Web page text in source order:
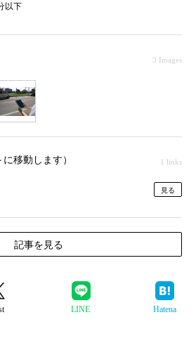
以下
3 Images
移動します） 1 links
見る
記事を見る
LINE Hatena